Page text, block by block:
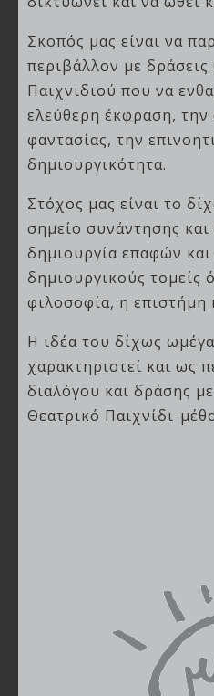
Σκοπός μας είναι να
περιβάλλον με δράσεις
Παιχνιδιού που να
ελεύθερη έκφραση,
φαντασίας, την
δημιουργικότητα.
Στόχος μας είναι το
σημείο συνάντησης και
δημιουργία επαφών
δημιουργικούς τομείς
φιλοσοφία, η επιστήμη
Η ιδέα του δίχως
χαρακτηριστεί και ως
διαλόγου και δράσης
Θεατρικό Παιχνίδι-